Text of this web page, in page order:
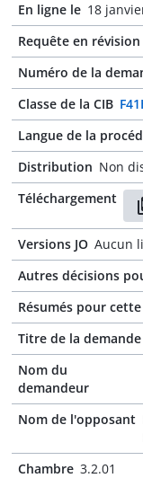
En ligne le 18
Requête en
Numéro de la
Classe de la CIB
Langue de la
Distribution Non
Téléchargement
Versions JO Aucun
Autres décisions
Résumés pour
Titre de la demande
Nom du
demandeur
Nom de l'opposant
Chambre 3.2.01